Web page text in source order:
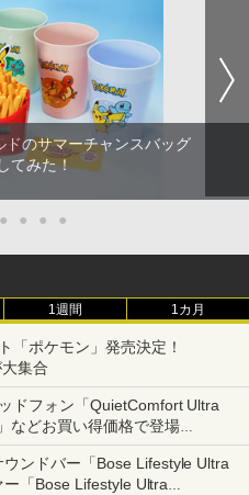
のサマーチャンスバッグ
てみた！
● ● ● ●
1週間 1カ月
「ポケモン」発売決定！
集合
ドフォン「QuietComfort Ultra
などお買い得価格で登場
ある音楽体験が楽しめる
ウンドバー「Bose Lifestyle Ultra
「Bose Lifestyle Ultra